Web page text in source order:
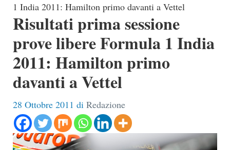
1 India 2011: Hamilton primo davanti a Vettel
Risultati prima sessione
prove libere Formula 1 India
2011: Hamilton primo
davanti a Vettel
28 Ottobre 2011 di Redazione